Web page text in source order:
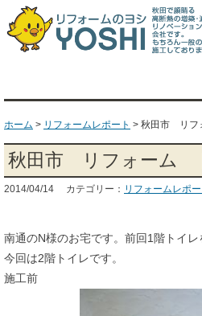
ホーム > リフォームレポート > 秋田市 リフ
秋田市 リフォーム
2014/04/14 カテゴリー： リフォームレポー
南通のN様のお宅です。前回1階トイレ
今回は2階トイレです。
施工前